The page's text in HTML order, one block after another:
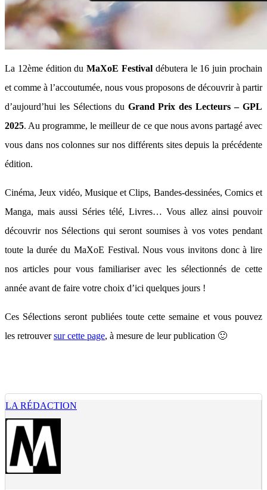
La 12ème édition duMaXoE Festival débutera le 16 juin prochain
et comme à l’accoutumée, nous vous proposons de découvrir à partir
d’aujourd’hui les Sélections du Grand Prix des Lecteurs – GPL
2025. Au programme, le meilleur de ce que nous avons partagé avec
vous dans nos colonnes sur nos différents sites depuis la précédente
édition.
Cinéma, Jeux vidéo, Musique et Clips, Bandes-dessinées, Comics et
Manga, mais aussi Séries télé, Livres… Vous allez ainsi pouvoir
découvrir nos Sélections qui seront soumises à vos votes pendant
toute la durée du MaXoE Festival. Nous vous invitons donc à lire
nos articles pour vous familiariser avec les sélectionnés de cette
année avant de faire votre choix d’ici quelques jours !
Ces Sélections seront publiées toute cette semaine et vous pouvez
les retrouversur cette page, à mesure de leur publication 🙂
LA RÉDACTION